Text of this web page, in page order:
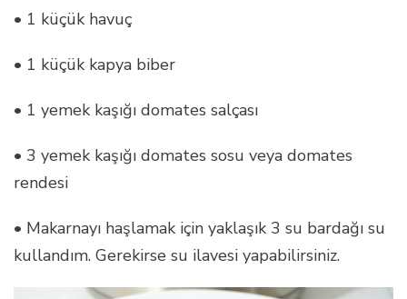
• 1 küçük havuç
• 1 küçük kapya biber
• 1 yemek kaşığı domates salçası
• 3 yemek kaşığı domates sosu veya domates
rendesi
• Makarnayı haşlamak için yaklaşık 3 su bardağı su
kullandım. Gerekirse su ilavesi yapabilirsiniz.